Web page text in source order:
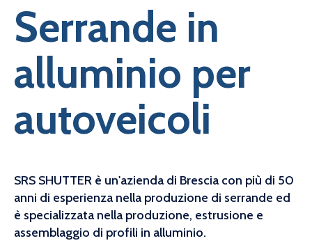
Serrande in
alluminio per
autoveicoli
SRS SHUTTER è un'azienda di Brescia con più di 50
anni di esperienza nella produzione di serrande ed
è specializzata nella produzione, estrusione e
assemblaggio di profili in alluminio.